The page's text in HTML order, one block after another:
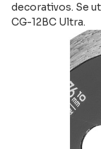
decorativos. Se
CG-12BC Ultra.